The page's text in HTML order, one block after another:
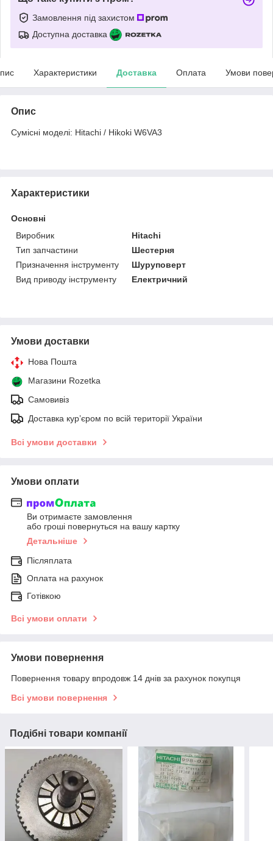
Замовлення під захистом
Доступна доставка
Характеристики Доставка Оплата Умови
Опис
Сумісні моделі: Hitachi / Hikoki W6VA3
Характеристики
Основні
Виробник
Hitachi
Тип запчастини
Шестерня
Призначення інструменту
Шуруповерт
Вид приводу інструменту
Електричний
Умови доставки
Нова Пошта
Магазини Rozetka
Самовивіз
Доставка кур’єром по всій території України
Всі умови доставки
Умови оплати
Ви отримаєте замовлення
або гроші повернуться на вашу картку
Детальніше
Післяплата
Оплата на рахунок
Готівкою
Всі умови оплати
Умови повернення
Повернення товару впродовж 14 днів за рахунок покупця
Всі умови повернення
Подібні товари компанії